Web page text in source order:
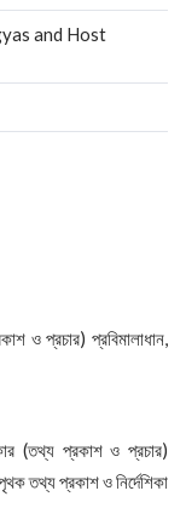
and Host
ও প্রচার) প্রবিমালাধান,
(তথ্য প্রকাশ ও প্রচার)
তথ্য প্রকাশ ও নির্দেশিকা